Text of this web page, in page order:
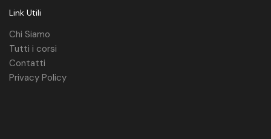
Link Utili
Chi Siamo
Tutti i corsi
Contatti
Privacy Policy